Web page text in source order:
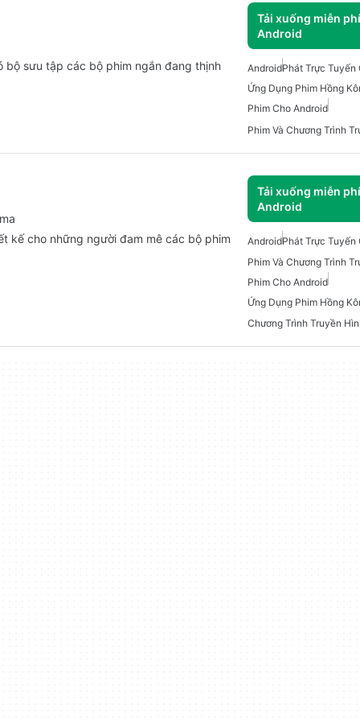
Tải xuống miễn
Android
bộ sưu tập các bộ phim ngắn đang thịnh AndroidPhát Trực Tuyến
Ứng Dụng Phim Hồng
Phim Cho Android
Tải xuống miễn
Android
kế cho những người đam mê các bộ phim AndroidPhát Trực Tuyến
Phim Cho Android
Ứng Dụng Phim Hồng
Chương Trình Truyền